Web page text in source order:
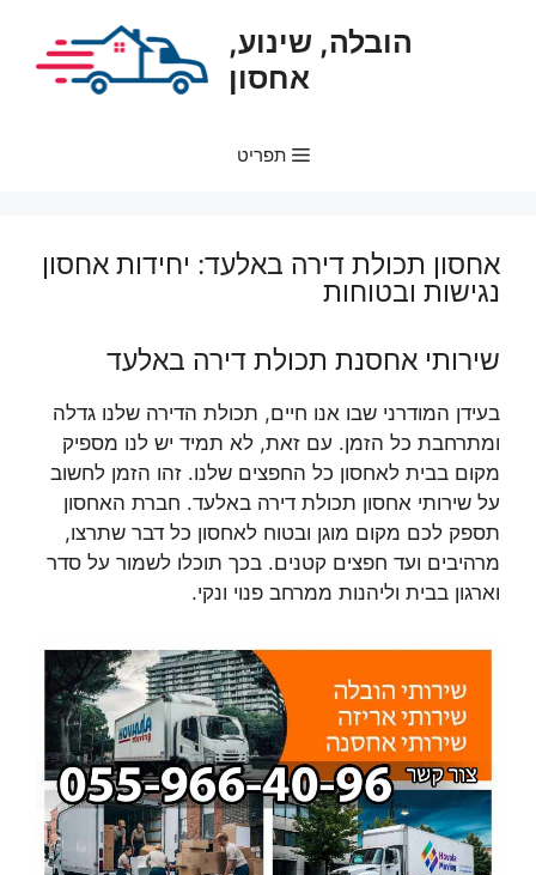
הובלה, שינוע,
אחסון
תפריט
אחסון תכולת דירה באלעד: יחידות אחסון
נגישות ובטוחות
שירותי אחסנת תכולת דירה באלעד
בעידן המודרני שבו אנו חיים, תכולת הדירה שלנו גדלה
ומתרחבת כל הזמן. עם זאת, לא תמיד יש לנו מספיק
מקום בבית לאחסון כל החפצים שלנו. זהו הזמן לחשוב
על שירותי אחסון תכולת דירה באלעד. חברת האחסון
תספק לכם מקום מוגן ובטוח לאחסון כל דבר שתרצו,
מרהיבים ועד חפצים קטנים. בכך תוכלו לשמור על סדר
וארגון בבית וליהנות ממרחב פנוי ונקי.